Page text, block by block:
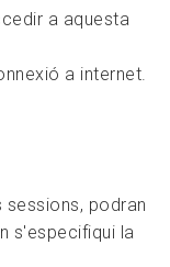
a aquesta
a internet.
podran
s'especifiqui la